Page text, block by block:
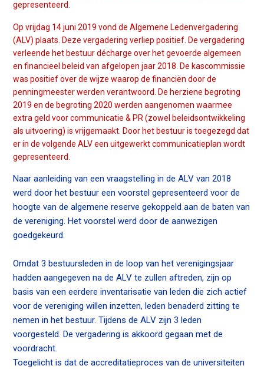
t
i
o
n
J
u
m
p
t
o
a
i
n
c
o
n
e
n
t
gepresenteerd.
Op vrijdag 14 juni 2019 vond de Algemene Ledenvergadering
(ALV) plaats. Deze vergadering verliep positief. De vergadering
verleende het bestuur décharge over het gevoerde algemeen
en financieel beleid van afgelopen jaar 2018. De kascommissie
was positief over de wijze waarop de financiën door de
penningmeester werden verantwoord. De herziene begroting
2019 en de begroting 2020 werden aangenomen waarmee
extra geld voor communicatie & PR (zowel beleidsontwikkeling
als uitvoering) is vrijgemaakt. Door het bestuur is toegezegd dat
er in de volgende ALV een uitgewerkt communicatieplan wordt
gepresenteerd.
Naar aanleiding van een vraagstelling in de ALV van 2018
werd door het bestuur een voorstel gepresenteerd voor de
hoogte van de algemene reserve gekoppeld aan de baten van
de vereniging. Het voorstel werd door de aanwezigen
goedgekeurd.
Omdat 3 bestuursleden in de loop van het verenigingsjaar
hadden aangegeven na de ALV te zullen aftreden, zijn op
basis van een eerdere inventarisatie van leden die zich actief
voor de vereniging willen inzetten, leden benaderd zitting te
nemen in het bestuur. Tijdens de ALV zijn 3 leden
voorgesteld. De vergadering is akkoord gegaan met de
voordracht.
Toegelicht is dat de accreditatieproces van de universiteiten
Inloggen